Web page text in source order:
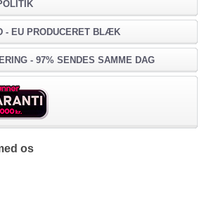
- EU PRODUCERET BLÆK
- 97% SENDES SAMME DAG
os